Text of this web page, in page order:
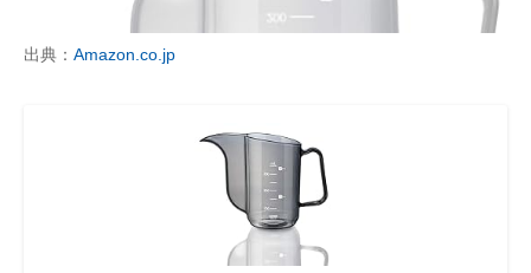
出典： Amazon.co.jp